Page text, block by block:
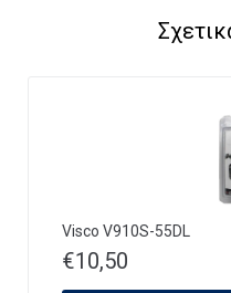
Visco V910S-55DL
€10,50